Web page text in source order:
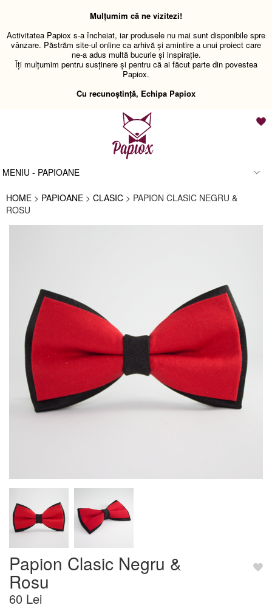
Mulțumim că ne vizitezi!
Activitatea Papiox s-a încheiat, iar produsele nu mai sunt disponibile spre
vânzare. Păstrăm site-ul online ca arhivă și amintire a unui proiect care
ne-a adus multă bucurie și inspirație.
Îți mulțumim pentru susținere și pentru că ai făcut parte din povestea
Papiox.
Cu recunoștință, Echipa Papiox
MENIU - PAPIOANE
HOME > PAPIOANE > CLASIC > PAPION CLASIC NEGRU &
ROSU
Papion Clasic Negru &
Rosu
60 Lei